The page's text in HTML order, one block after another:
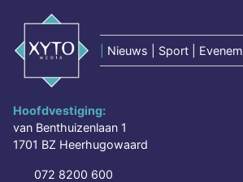
Nieuws | Sport |
Hoofdvestiging:
van Benthuizenlaan 1
1701 BZ Heerhugowaard
072 8200 600